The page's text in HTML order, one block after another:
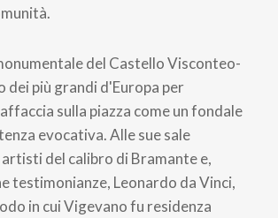
del Castello Visconteo-
dei più grandi d'Europa per
sulla piazza come un fondale
evocativa. Alle sue sale
del calibro di Bramante e,
testimonianze, Leonardo da Vinci,
in cui Vigevano fu residenza